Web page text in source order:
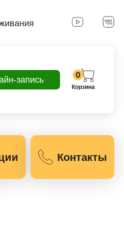
запись 0
Корзина
Контакты